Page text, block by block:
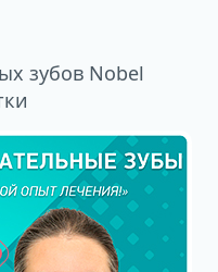
зубов Nobel